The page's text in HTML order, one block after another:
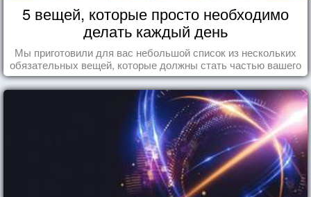
5 вещей, которые просто необходимо
делать каждый день
Мы приготовили для вас небольшой список из нескольких
обязательных вещей, которые должны стать частью вашего
дня.